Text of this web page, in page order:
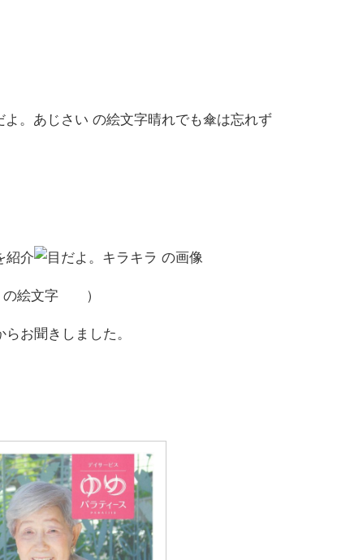
晴れでも傘は忘れず
紹介
）
お聞きしました。